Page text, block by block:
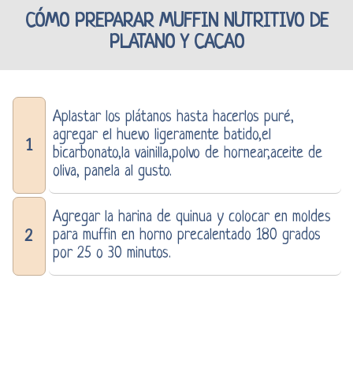
CÓMO PREPARAR MUFFIN NUTRITIVO DE
PLATANO Y CACAO
1
Aplastar los plátanos hasta hacerlos puré,
agregar el huevo ligeramente batido,el
bicarbonato,la vainilla,polvo de hornear,aceite de
oliva, panela al gusto.
2
Agregar la harina de quinua y colocar en moldes
para muffin en horno precalentado 180 grados
por 25 o 30 minutos.